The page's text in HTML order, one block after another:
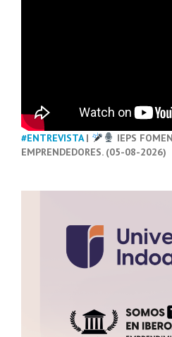
#ENTREVISTA|
IEPS
EMPRENDEDORES. (05-08-2026)